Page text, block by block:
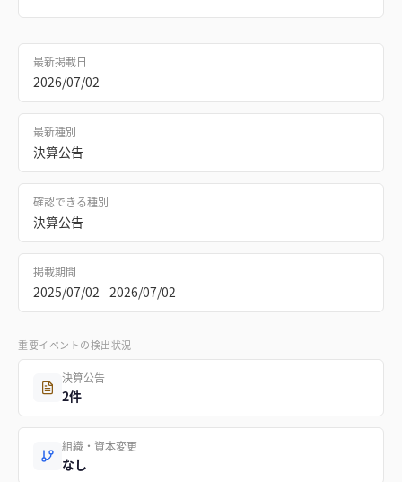
最新掲載日
2026/07/02
最新種別
決算公告
確認できる種別
決算公告
掲載期間
2025/07/02 - 2026/07/02
重要イベントの検出状況
決算公告
2件
組織・資本変更
なし